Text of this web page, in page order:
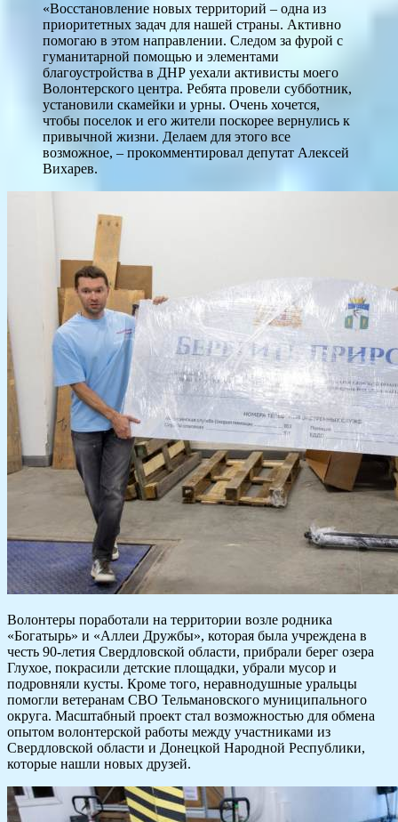
«Восстановление новых территорий – одна из
приоритетных задач для нашей страны. Активно
помогаю в этом направлении. Следом за фурой с
гуманитарной помощью и элементами
благоустройства в ДНР уехали активисты моего
Волонтерского центра. Ребята провели субботник,
установили скамейки и урны. Очень хочется,
чтобы поселок и его жители поскорее вернулись к
привычной жизни. Делаем для этого все
возможное, – прокомментировал депутат Алексей
Вихарев.
Волонтеры поработали на территории возле родника
«Богатырь» и «Аллеи Дружбы», которая была учреждена в
честь 90-летия Свердловской области, прибрали берег озера
Глухое, покрасили детские площадки, убрали мусор и
подровняли кусты. Кроме того, неравнодушные уральцы
помогли ветеранам СВО Тельмановского муниципального
округа. Масштабный проект стал возможностью для обмена
опытом волонтерской работы между участниками из
Свердловской области и Донецкой Народной Республики,
которые нашли новых друзей.